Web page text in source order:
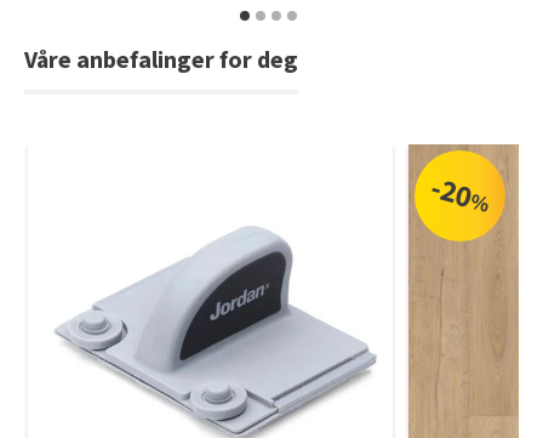
Våre anbefalinger for deg
-20%